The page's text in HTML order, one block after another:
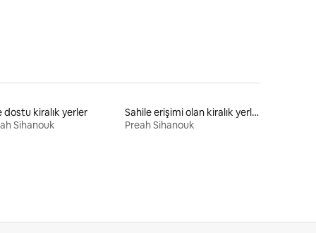
dostu kiralık yerler
Sihanouk
Sahile erişimi olan kiralık yerler
Preah Sihanouk